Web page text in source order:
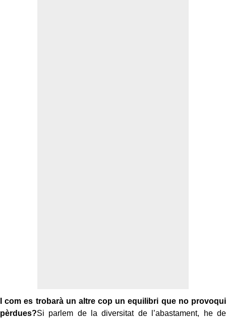
I com es trobarà un altre cop un equilibri que no provoqui
pèrdues?Si parlem de la diversitat de l’abastament, he de